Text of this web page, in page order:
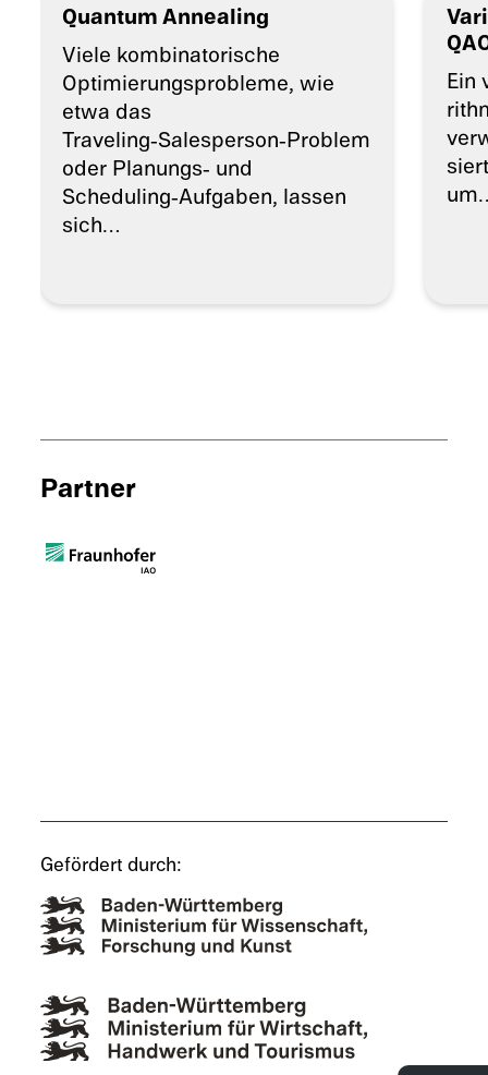
Quantum Anneal­ing
Viele kombi­na­to­ri­sche
Optimie­rungs­pro­bleme, wie
etwa das
Traveling‑Salesperson‑Problem
oder Planungs‑ und
Scheduling‑Aufgaben, lassen
sich…
Ein
Partner
Gefördert durch: